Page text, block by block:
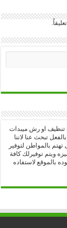
تنظيف او رش ميبدات
تبحث عنا لاننا
تهتم بالمواطن لتوفير
ويتم توفيرلك كافة
بالموقع لاستفاده